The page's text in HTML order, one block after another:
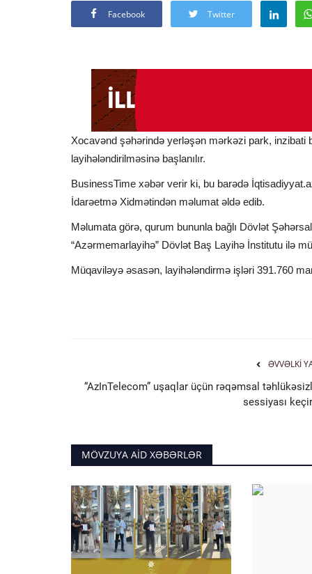
Facebook Twitter
Xocavənd şəhərində yerləşən mərkəzi park,
layihələndirilməsinə başlanılır.
BusinessTime xəbər verir ki, bu barədə
İdarəetmə Xidmətindən məlumat əldə edib.
Məlumata görə, qurum bununla bağlı Dövlət
“Azərmemarlayihə” Dövlət Baş Layihə İnstitutu ilə
Müqaviləyə əsasən, layihələndirmə işləri 391.760
ƏVVƏLKI
“AzInTelecom” uşaqlar üçün rəqəmsal
sessiyası
MÖVZUYA AID XƏBƏRLƏR